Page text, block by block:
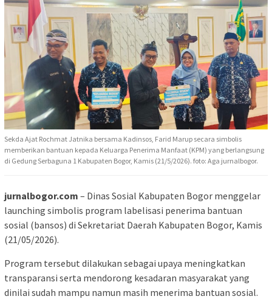
Sekda Ajat Rochmat Jatnika bersama Kadinsos, Farid Marup secara simbolis
memberikan bantuan kepada Keluarga Penerima Manfaat (KPM) yang berlangsung
di Gedung Serbaguna 1 Kabupaten Bogor, Kamis (21/5/2026). foto: Aga jurnalbogor.
jurnalbogor.com – Dinas Sosial Kabupaten Bogor menggelar
launching simbolis program labelisasi penerima bantuan
sosial (bansos) di Sekretariat Daerah Kabupaten Bogor, Kamis
(21/05/2026).
Program tersebut dilakukan sebagai upaya meningkatkan
transparansi serta mendorong kesadaran masyarakat yang
dinilai sudah mampu namun masih menerima bantuan sosial.